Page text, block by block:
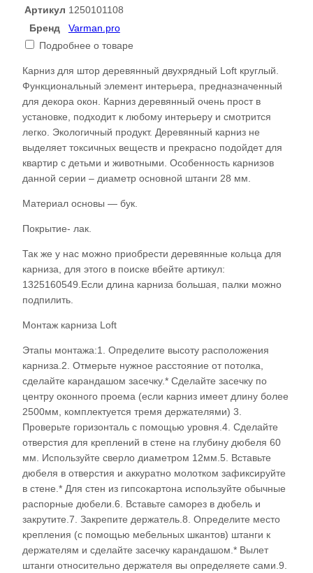
двухрядный
Loft
круглый,
марсала,
Varman.pro
Артикул 1250101108
Бренд
Varman.pro
Подробнее о товаре
Карниз для штор деревянный двухрядный Loft круглый.
Функциональный элемент интерьера, предназначенный
для декора окон. Карниз деревянный очень прост в
установке, подходит к любому интерьеру и смотрится
легко. Экологичный продукт. Деревянный карниз не
выделяет токсичных веществ и прекрасно подойдет для
квартир с детьми и животными. Особенность карнизов
данной серии – диаметр основной штанги 28 мм.
Материал основы — бук.
Покрытие- лак.
Так же у нас можно приобрести деревянные кольца для
карниза, для этого в поиске вбейте артикул:
1325160549.Если длина карниза большая, палки можно
подпилить.
Монтаж карниза Loft
Этапы монтажа:1. Определите высоту расположения
карниза.2. Отмерьте нужное расстояние от потолка,
сделайте карандашом засечку.* Сделайте засечку по
центру оконного проема (если карниз имеет длину более
2500мм, комплектуется тремя держателями) 3.
Проверьте горизонталь с помощью уровня.4. Сделайте
отверстия для креплений в стене на глубину дюбеля 60
мм. Используйте сверло диаметром 12мм.5. Вставьте
дюбеля в отверстия и аккуратно молотком зафиксируйте
в стене.* Для стен из гипсокартона используйте обычные
распорные дюбели.6. Вставьте саморез в дюбель и
закрутите.7. Закрепите держатель.8. Определите место
крепления (с помощью мебельных шкантов) штанги к
держателям и сделайте засечку карандашом.* Вылет
штанги относительно держателя вы определяете сами.9.